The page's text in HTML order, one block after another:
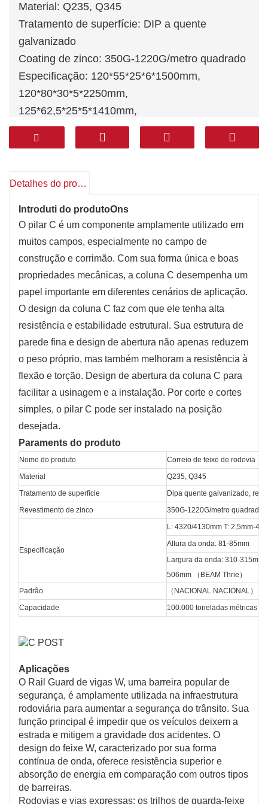
Material: Q235, Q345
Tratamento de superfície: DIP a quente
galvanizado
Coating de zinco: 350G-1220G/metro quadrado
Especificação: 120*55*25*6*1500mm,
120*80*30*5*2250mm,
125*62,5*25*5*1410mm,
125*62,5*25*5*300mm.
Os tamanhos podem ser personalizados de
Padrão: （Nacional Nacional） ， （American
Detalhes do produto
Introduti do produtoOns
O pilar C é um componente amplamente utilizado em
muitos campos, especialmente no campo de
construção e corrimão. Com sua forma única e boas
propriedades mecânicas, a coluna C desempenha um
papel importante em diferentes cenários de aplicação.
O design da coluna C faz com que ele tenha alta
resistência e estabilidade estrutural. Sua estrutura de
parede fina e design de abertura não apenas reduzem
o peso próprio, mas também melhoram a resistência à
flexão e torção. Design de abertura da coluna C para
facilitar a usinagem e a instalação. Por corte e cortes
simples, o pilar C pode ser instalado na posição
desejada.
Paraments do produto
Nome do produto
Correio de feixe de rodovia
Material
Q235, Q345
Tratamento de superfície
Dipa quente galvanizado,
Revestimento de zinco
350G-1220G/metro quadrado
Especificação
L: 4320/4130mm T: 2,5mm-
Altura da onda: 81-85mm
Largura da onda: 310-315mm
506mm （BEAM Thrie）
Padrão
（NACIONAL NACIONAL）
Capacidade
100.000 toneladas métricas
Aplicações
O Rail Guard de vigas W, uma barreira popular de
segurança, é amplamente utilizada na infraestrutura
rodoviária para aumentar a segurança do trânsito. Sua
função principal é impedir que os veículos deixem a
estrada e mitigem a gravidade dos acidentes. O
design do feixe W, caracterizado por sua forma
contínua de onda, oferece resistência superior e
absorção de energia em comparação com outros tipos
de barreiras.
Rodovias e vias expressas: os trilhos de guarda-feixe